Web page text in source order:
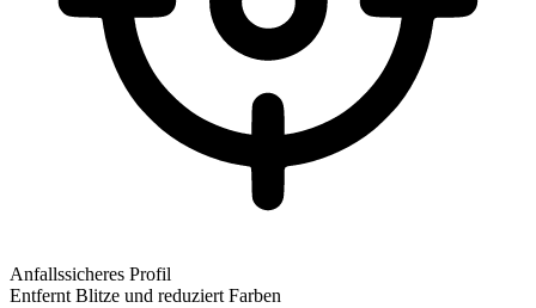
Anfallssicheres Profil
Entfernt Blitze und reduziert Farben